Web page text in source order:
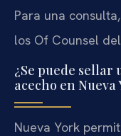
Para una
los Of Counsel
¿Se puede
acecho en Nueva
Nueva York